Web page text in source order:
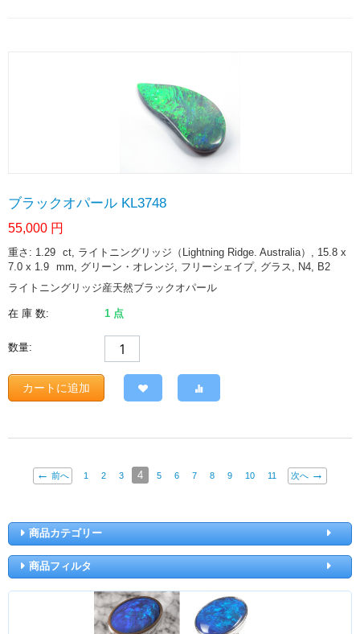
ブラックオパール KL3748
55,000 円
重さ: 1.29 ct, ライトニングリッジ（Lightning Ridge. Australia）, 15.8 x
7.0 x 1.9 mm, グリーン・オレンジ, フリーシェイプ, グラス, N4, B2
ライトニングリッジ産天然ブラックオパール
在 庫 数: 1 点
数量:
カートに追加
前へ 1 2 3 4 5 6 7 8 9 10 11 次へ
商品カテゴリー
商品フィルタ